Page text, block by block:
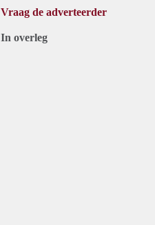
Vraag de adverteerder
In overleg